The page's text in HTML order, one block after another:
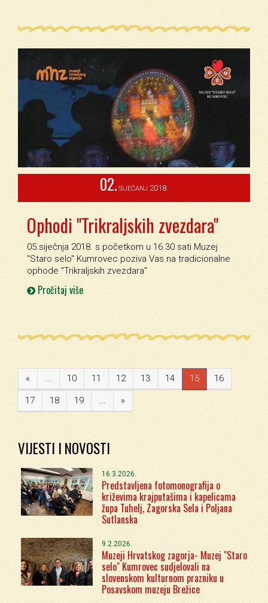
02. SIJEČANJ 2018.
Ophodi "Trikraljskih zvezdara"
05.siječnja 2018. s početkom u 16.30 sati Muzej
''Staro selo'' Kumrovec poziva Vas na tradicionalne
ophode ''Trikraljskih zvezdara''
Pročitaj više
« ... 10 11 12 13 14 15 16
17 18 19 ... »
VIJESTI I NOVOSTI
16.3.2026.
Predstavljena fotomonografija o
križevima krajputašima i kapelicama
župa Tuhelj, Zagorska Sela i Poljana
Sutlanska
9.2.2026.
Muzeji Hrvatskog zagorja- Muzej "Staro
selo" Kumrovec sudjelovali na
slovenskom kulturnom prazniku u
Posavskom muzeju Brežice